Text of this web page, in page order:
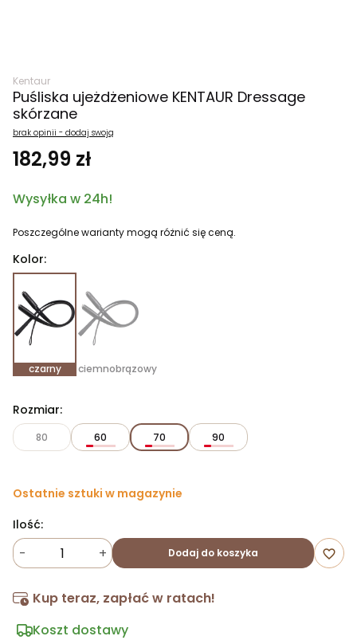
Kentaur
Puśliska ujeżdżeniowe KENTAUR Dressage
skórzane
brak opinii - dodaj swoją
182,99 zł
Wysyłka w 24h!
Poszczególne warianty mogą różnić się ceną.
Kolor:
czarny ciemnobrązowy
Rozmiar:
80 60 70 90
Ostatnie sztuki w magazynie
Ilość:
- + Dodaj do koszyka favorite_border
Kup teraz, zapłać w ratach!
Koszt dostawy